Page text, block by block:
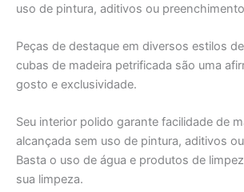
uso de pintura, aditivos ou
Peças de destaque em diversos estilos
cubas de madeira petrificada são uma
gosto e exclusividade.
Seu interior polido garante facilidade de
alcançada sem uso de pintura, aditivos
Basta o uso de água e produtos de
sua limpeza.